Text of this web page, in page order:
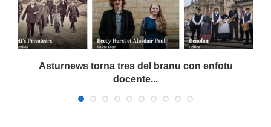
Asturnews torna tres del branu con enfotu
docente...